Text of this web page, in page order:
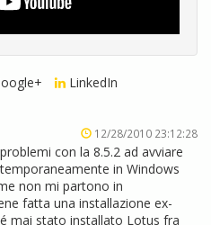
LinkedIn
12/28/2010 23:12:28
con la 8.5.2 ad avviare
in Windows
non mi partono in
fatta una installazione ex-
mai stato installato Lotus fra